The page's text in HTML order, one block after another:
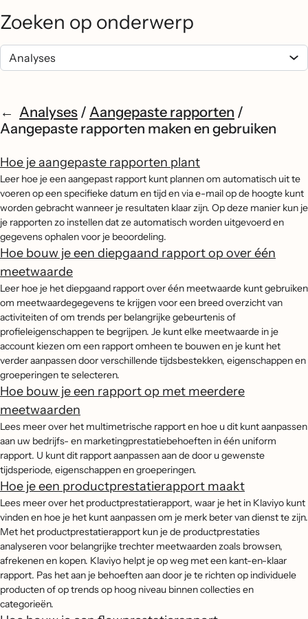
Zoeken op onderwerp
Analyses / Aangepaste rapporten /
Aangepaste rapporten maken en gebruiken
Hoe je aangepaste rapporten plant
Leer hoe je een aangepast rapport kunt plannen om automatisch uit te
voeren op een specifieke datum en tijd en via e-mail op de hoogte kunt
worden gebracht wanneer je resultaten klaar zijn. Op deze manier kun je
je rapporten zo instellen dat ze automatisch worden uitgevoerd en
gegevens ophalen voor je beoordeling.
Hoe bouw je een diepgaand rapport op over één
meetwaarde
Leer hoe je het diepgaand rapport over één meetwaarde kunt gebruiken
om meetwaardegegevens te krijgen voor een breed overzicht van
activiteiten of om trends per belangrijke gebeurtenis of
profieleigenschappen te begrijpen. Je kunt elke meetwaarde in je
account kiezen om een rapport omheen te bouwen en je kunt het
verder aanpassen door verschillende tijdsbestekken, eigenschappen en
groeperingen te selecteren.
Hoe bouw je een rapport op met meerdere
meetwaarden
Lees meer over het multimetrische rapport en hoe u dit kunt aanpassen
aan uw bedrijfs- en marketingprestatiebehoeften in één uniform
rapport. U kunt dit rapport aanpassen aan de door u gewenste
tijdsperiode, eigenschappen en groeperingen.
Hoe je een productprestatierapport maakt
Lees meer over het productprestatierapport, waar je het in Klaviyo kunt
vinden en hoe je het kunt aanpassen om je merk beter van dienst te zijn.
Met het productprestatierapport kun je de productprestaties
analyseren voor belangrijke trechter meetwaarden zoals browsen,
afrekenen en kopen. Klaviyo helpt je op weg met een kant-en-klaar
rapport. Pas het aan je behoeften aan door je te richten op individuele
producten of op trends op hoog niveau binnen collecties en
categorieën.